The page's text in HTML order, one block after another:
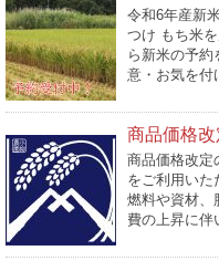
令和6年産新
つけ もち米
ら新米の予
意・お気を付
商品価格改
商品価格改定
をご利用い
燃料や資材、
費の上昇に伴